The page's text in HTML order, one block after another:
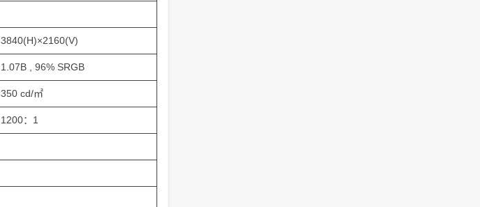
3840(H)×2160(V)
1.07B , 96% SRGB
350 cd/㎡
1200：1